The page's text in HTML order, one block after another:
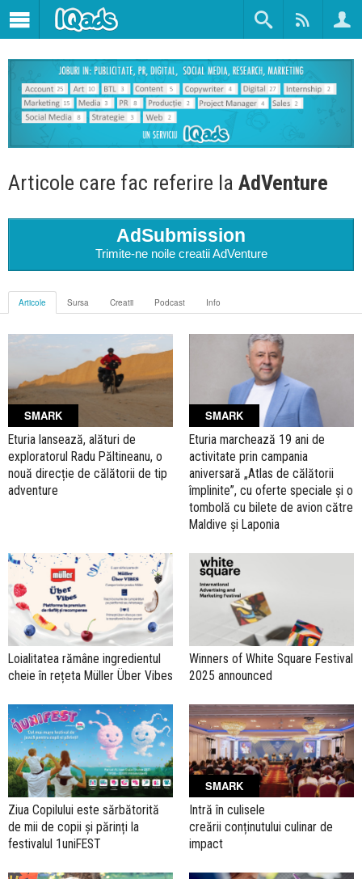
Articole care fac referire la AdVenture
AdSubmission
Trimite-ne noile creatii AdVenture
Articole Sursa Creatii Podcast Info
SMARK
Eturia lansează, alături de
exploratorul Radu Păltineanu, o
nouă direcție de călătorii de tip
adventure
SMARK
Eturia marchează 19 ani de
activitate prin campania
aniversară „Atlas de călătorii
împlinite”, cu oferte speciale și o
tombolă cu bilete de avion către
Maldive şi Laponia
Loialitatea rămâne ingredientul
cheie în rețeta Müller Über Vibes
Winners of White Square Festival
2025 announced
Ziua Copilului este sărbătorită
de mii de copii și părinți la
festivalul 1uniFEST
SMARK
Intră în culisele
creării conținutului culinar de
impact